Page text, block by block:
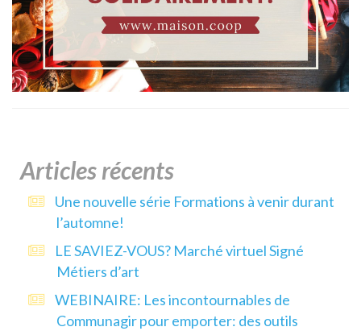
Articles récents
Une nouvelle série Formations à venir durant
l’automne!
LE SAVIEZ-VOUS? Marché virtuel Signé
Métiers d’art
WEBINAIRE: Les incontournables de
Communagir pour emporter: des outils